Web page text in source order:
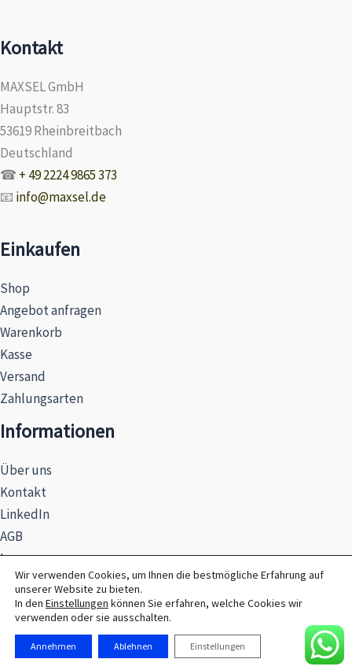
Kontakt
MAXSEL GmbH
Hauptstr. 83
53619 Rheinbreitbach
Deutschland
☎ + 49 2224 9865 373
📧 info@maxsel.de
Einkaufen
Shop
Angebot anfragen
Warenkorb
Kasse
Versand
Zahlungsarten
Informationen
Über uns
Kontakt
LinkedIn
AGB
Impressum
Datenschutzerklärung
Hinweise zur Batterieentsorgung
Wir verwenden Cookies, um Ihnen die bestmögliche Erfahrung auf
unserer Website zu bieten.
In den Einstellungen können Sie erfahren, welche Cookies wir
verwenden oder sie ausschalten.
Annehmen Ablehnen Einstellungen